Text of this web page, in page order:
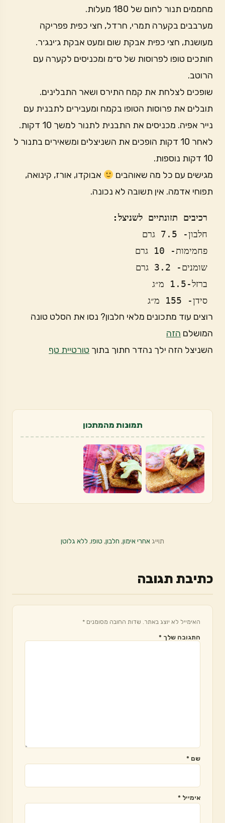
מחממים תנור לחום של 180 מעלות.
מערבבים בקערה תמרי, חרדל, חצי כפית פפריקה
מעושנת, חצי כפית אבקת שום ומעט אבקת ג׳ינג׳ר.
חותכים טופו לפרוסות של ס״מ ומכניסים לקערה עם
הרוטב.
שופכים לצלחת את קמח התירס ושאר התבלינים.
תובלים את פרוסות הטופו בקמח ומעבירים לתבנית עם
נייר אפיה. מכניסים את התבנית לתנור למשך 10 דקות.
לאחר 10 דקות הופכים את השניצלים ומשאירים בתנור ל
10 דקות נוספות.
מגישים עם כל מה שאוהבים
אבוקדו, אורז, קינואה,
תפוחי אדמה. אין תשובה לא נכונה.
רוצים עוד מתכונים מלאי חלבון? נסו את הסלט טונה
המושלם הזה
השניצל הזה ילך נהדר חתוך בתוך טורטיית טף
תמונות מהמתכון
תוייג אחרי אימון, חלבון, טופו, ללא גלוטן
כתיבת תגובה
האימייל לא יוצג באתר. שדות החובה מסומנים *
התגובה שלך *
שם *
אימייל *